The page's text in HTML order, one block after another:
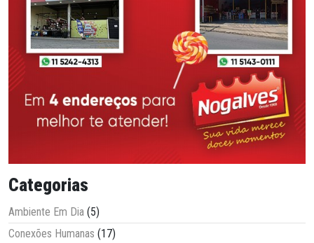
Categorias
Ambiente Em Dia (5)
Conexões Humanas (17)